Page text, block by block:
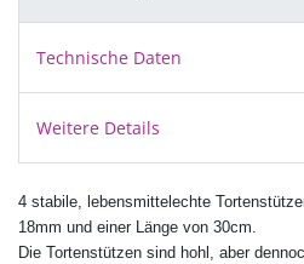
Technische Daten
Weitere Details
4 stabile, lebensmittelechte
18mm und einer Länge von 30cm.
Die Tortenstützen sind hohl, aber